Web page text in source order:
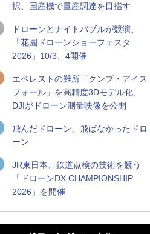
択、国産機で量産調達を目指す
ドローンとナイトバブルが競演、
「花園ドローンショーフェスタ
2026」10/3、4開催
エベレストの難所「クンブ・アイス
フォール」を高精度3Dモデル化、
DJIがドローン測量映像を公開
飛んだドローン、飛ばなかったドロ
ーン
JR東日本、鉄道点検の技術を競う
「ドローンDX CHAMPIONSHIP
2026」を開催
飛ぶLEDスクリーン」とドローンショー
飛ぶLEDスクリーン」とドローンショー